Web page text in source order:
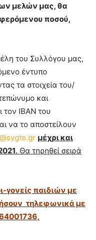
μελών μας, θα
ποσού,
του Συλλόγου μας,
έντυπο
τα στοιχεία του/
και
τον IBAN του
να το αποστείλουν
μέχρι και
. Θα τηρηθεί σειρά
γονείς παιδιών με
τηλεφωνικά με